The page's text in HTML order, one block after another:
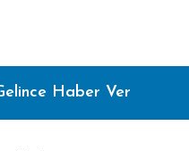
Haber Ver